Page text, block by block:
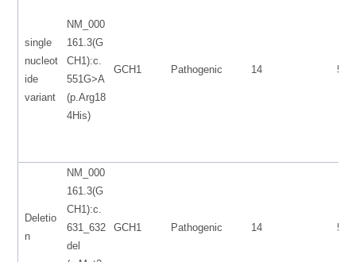
single
nucleot
ide
variant
NM_000
161.3(G
CH1):c.
551G>A
(p.Arg18
4His)
GCH1 Pathogenic 14
Deletio
n
NM_000
161.3(G
CH1):c.
631_632
del
GCH1 Pathogenic 14